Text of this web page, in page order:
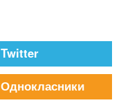
Twitter
Однокласники